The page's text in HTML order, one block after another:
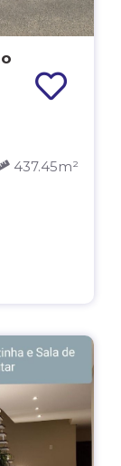
437.45m²